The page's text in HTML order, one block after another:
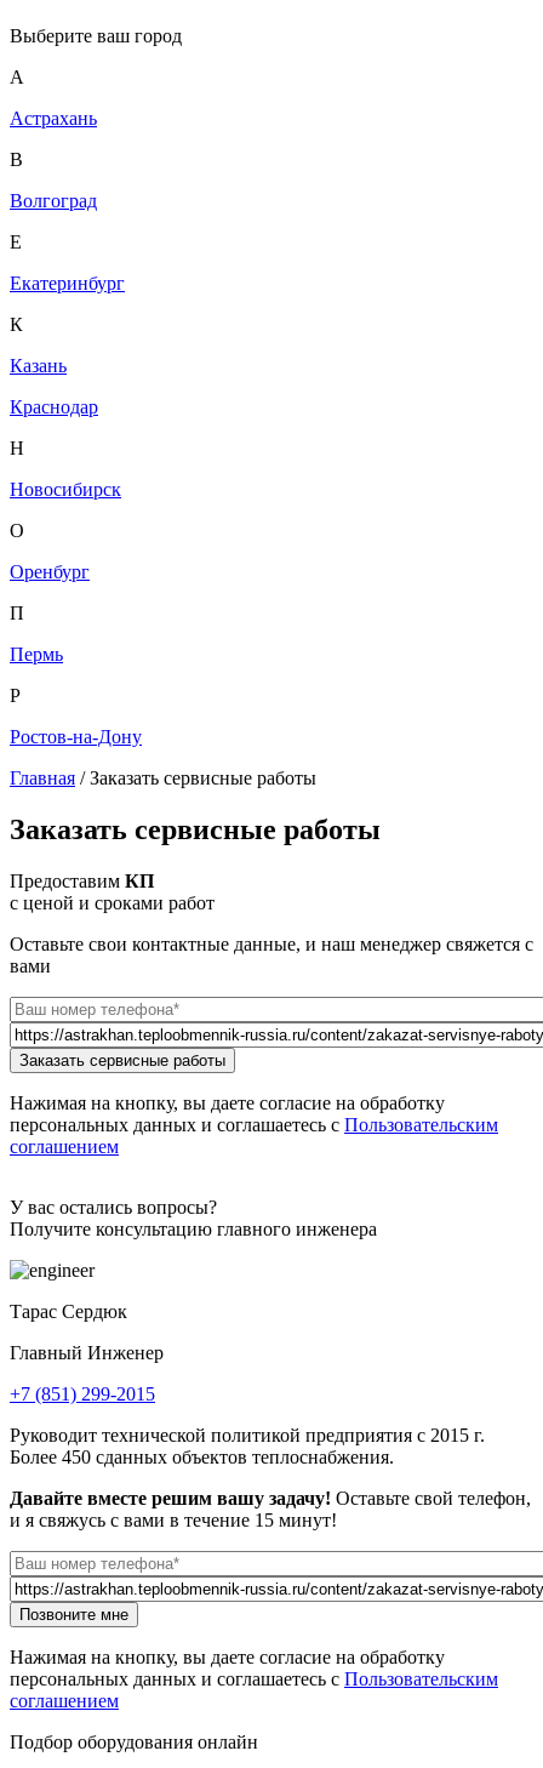
Выберите ваш город
А
Астрахань
В
Волгоград
Е
Екатеринбург
К
Казань
Краснодар
Н
Новосибирск
О
Оренбург
П
Пермь
Р
Ростов-на-Дону
Главная / Заказать сервисные работы
Заказать сервисные работы
Предоставим КП
с ценой и сроками работ
Оставьте свои контактные данные, и наш менеджер свяжется с
вами
Телефон*
Url страницы
Website
URL
Заказать сервисные работы
Нажимая на кнопку, вы даете согласие на обработку
персональных данных и соглашаетесь с Пользовательским
соглашением
У вас остались вопросы?
Получите консультацию главного инженера
Тарас Сердюк
Главный Инженер
+7 (851) 299-2015
Руководит технической политикой предприятия с 2015 г.
Более 450 сданных объектов теплоснабжения.
Давайте вместе решим вашу задачу! Оставьте свой телефон,
и я свяжусь с вами в течение 15 минут!
Телефон*
Url страницы
Website
URL
Позвоните мне
Нажимая на кнопку, вы даете согласие на обработку
персональных данных и соглашаетесь с Пользовательским
соглашением
Подбор оборудования онлайн